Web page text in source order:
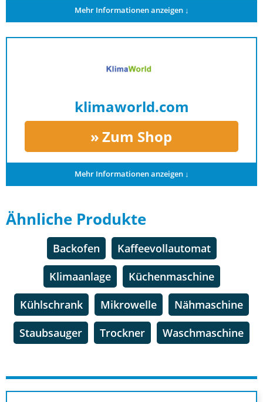
Mehr Informationen anzeigen ↓
klimaworld.com
Zum Shop
Mehr Informationen anzeigen ↓
Ähnliche Produkte
Backofen
Kaffeevollautomat
Klimaanlage
Küchenmaschine
Kühlschrank
Mikrowelle
Nähmaschine
Staubsauger
Trockner Waschmaschine